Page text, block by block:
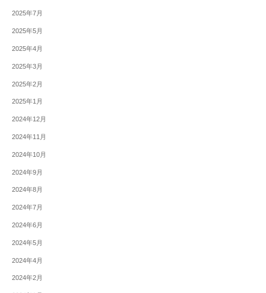
2025年7月
2025年5月
2025年4月
2025年3月
2025年2月
2025年1月
2024年12月
2024年11月
2024年10月
2024年9月
2024年8月
2024年7月
2024年6月
2024年5月
2024年4月
2024年2月